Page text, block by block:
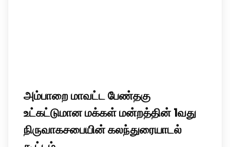
அம்பாறை மாவட்ட பேண்தகு
உட்கட்டுமான மக்கள் மன்றத்தின் 1வது
நிருவாகசபையின் கலந்துரையாடல்